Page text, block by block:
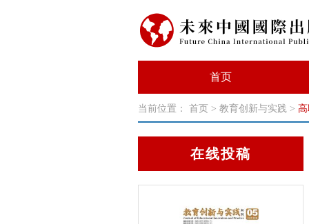
首页
当前位置： 首页 > 教育创新与实践 >
在线投稿